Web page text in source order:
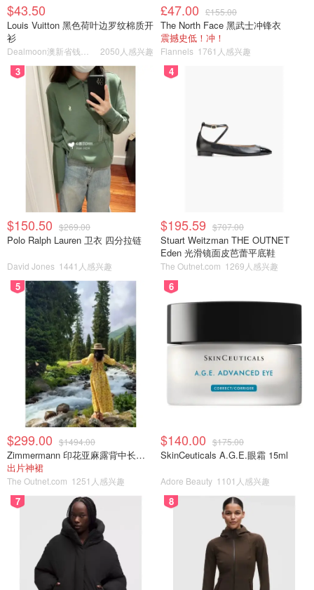
$43.50
Louis Vuitton 黑色荷叶边罗纹棉质开
衫
2050人感兴趣
£47.00 £155.00
The North Face 黑武士冲锋衣
震撼史低！冲！
Flannels 1761人感兴趣
3
$150.50 $269.00
Polo Ralph Lauren 卫衣 四分拉链
David Jones 1441人感兴趣
4
$195.59 $707.00
Stuart Weitzman THE OUTNET
Eden 光滑镜面皮芭蕾平底鞋
The Outnet.com 1269人感兴趣
5
$299.00 $1494.00
Zimmermann 印花亚麻露背中长连衣裙
出片神裙
The Outnet.com 1251人感兴趣
6
$140.00 $175.00
SkinCeuticals A.G.E.眼霜 15ml
Adore Beauty 1101人感兴趣
7 8